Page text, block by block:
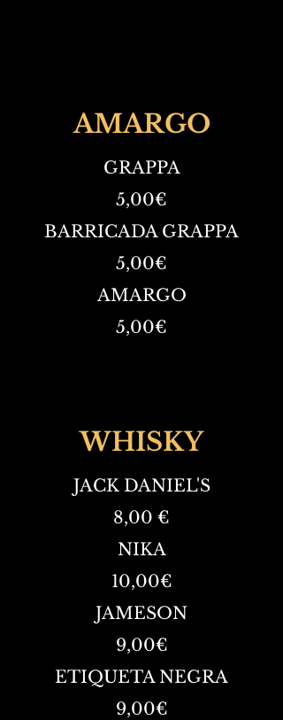
AMARGO
GRAPPA
5,00€
BARRICADA GRAPPA
5,00€
AMARGO
5,00€
WHISKY
JACK DANIEL'S
8,00 €
NIKA
10,00€
JAMESON
9,00€
ETIQUETA NEGRA
9,00€